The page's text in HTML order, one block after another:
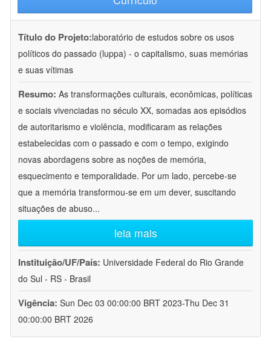
Título do Projeto:laboratório de estudos sobre os usos
políticos do passado (luppa) - o capitalismo, suas memórias
e suas vítimas
Resumo: As transformações culturais, econômicas, políticas
e sociais vivenciadas no século XX, somadas aos episódios
de autoritarismo e violência, modificaram as relações
estabelecidas com o passado e com o tempo, exigindo
novas abordagens sobre as noções de memória,
esquecimento e temporalidade. Por um lado, percebe-se
que a memória transformou-se em um dever, suscitando
situações de abuso...
leia mais
Instituição/UF/País: Universidade Federal do Rio Grande
do Sul - RS - Brasil
Vigência: Sun Dec 03 00:00:00 BRT 2023-Thu Dec 31
00:00:00 BRT 2026